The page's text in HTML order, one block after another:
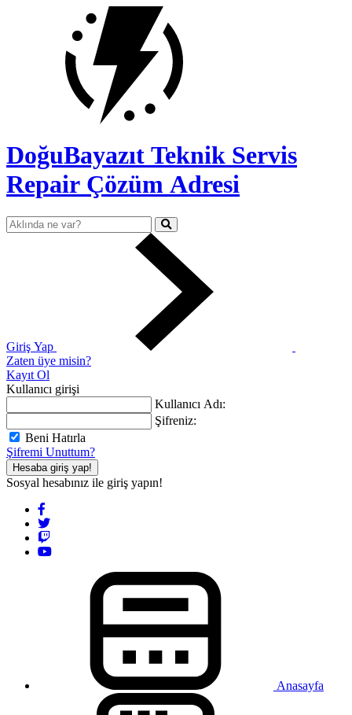
DoğuBayazıt Teknik Servis
Repair Çözüm Adresi
Giriş Yap
Zaten üye misin?
Kayıt Ol
Kullanıcı girişi
Kullanıcı Adı:
Şifreniz:
Beni Hatırla
Şifremi Unuttum?
Hesaba giriş yap!
Sosyal hesabınız ile giriş yapın!
Anasayfa